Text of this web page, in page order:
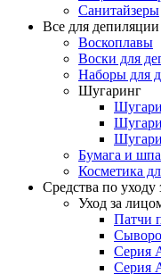
Санитайзеры
Все для депиляции
Воскоплавы
Воски для
Наборы для
Шугаринг
Бумага и
Косметика
Средства по уходу
Уход за
Патчи
Серия
Серия